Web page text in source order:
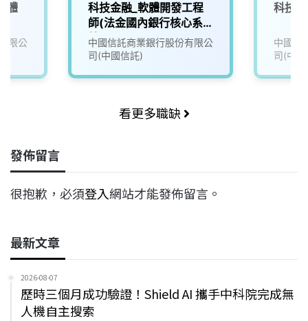
體
限公
科技金融_軟體開發工程
師(法金國內銀行核心系
統)
中國信託商業銀行股份有限公
司(中國信託)
科技
中國信
司(中
看更多職缺
發佈留言
很抱歉，必須登入網站才能發佈留言。
最新文章
2026-08-07
歷時三個月成功驗證！Shield AI 攜手中科院完成無
人機自主搜索